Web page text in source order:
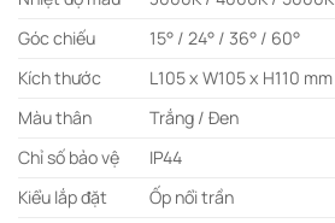
Góc chiếu
15° / 24° / 36° / 60°
Kích thước
L105 x W105 x H110 mm
Màu thân
Trắng / Đen
Chỉ số bảo vệ
IP44
Kiểu lắp đặt
Ốp nổi trần